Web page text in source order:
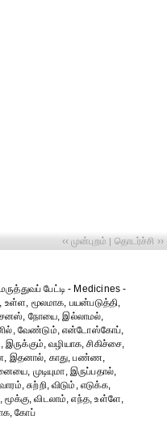
‹‹ முன்புறம் | தொடர்ச்சி ››
பேட்டி - Medicines -
உள்ள, மூலமாக, பயன்படுத்தி,
நோயை, இல்லாமல்,
வேண்டும், என்டோஸ்கோப்,
வழியாக, சிகிச்சை,
இதனால், காது, பண்ண,
முடியுமா, இருப்பதால்,
சுற்றி, விடும், எடுக்க,
மூக்கு, விடலாம், எந்த, உள்ளே,
கோப்